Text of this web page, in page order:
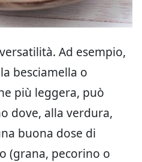
Ad esempio,
besciamella o
più leggera, può
dove, alla verdura,
buona dose di
(grana, pecorino o